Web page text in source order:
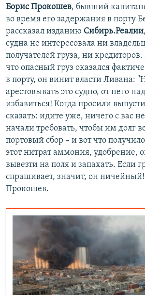
Борис Прокошев, бывший
во время его задержания в порту
рассказал изданию Сибирь.Реалии
судна не интересовала ни
получателей груза, ни
что опасный груз оказался
в порту, он винит власти Ливана:
арестовывать это судно, от него
избавиться! Когда просили
сказать: идите уже, ничего с вас
начали требовать, чтобы им долг
портовый сбор – и вот что
этот нитрат аммония, удобрение,
вывезти на поля и запахать. Если
спрашивает, значит, он
Прокошев.